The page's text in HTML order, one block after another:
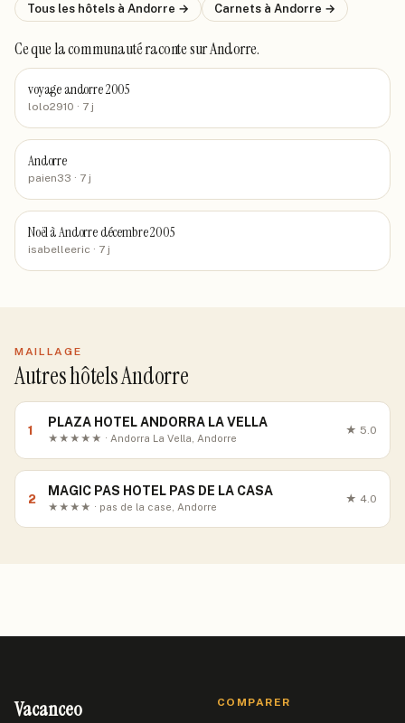
Tous les hôtels à Andorre → Carnets à Andorre →
Ce que la communauté racontesur Andorre.
voyage andorre 2005
lolo2910 · 7 j
Andorre
paien33 · 7 j
Noël à Andorre décembre 2005
isabelleeric · 7 j
MAILLAGE
Autres hôtels Andorre
1
PLAZA HOTEL ANDORRA LA VELLA
★★★★★ · Andorra La Vella, Andorre
★ 5.0
2
MAGIC PAS HOTEL PAS DE LA CASA
★★★★ · pas de la case, Andorre
★ 4.0
Vacanceo COMPARER